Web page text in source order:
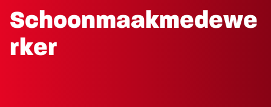
Schoonmaakmedewe
rker